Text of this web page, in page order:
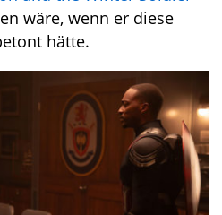
wäre, wenn er diese
hätte.